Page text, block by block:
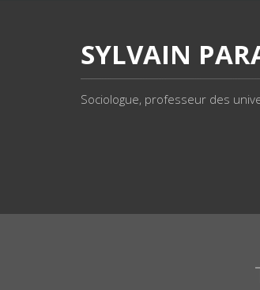
SYLVAIN
Sociologue, professeur des